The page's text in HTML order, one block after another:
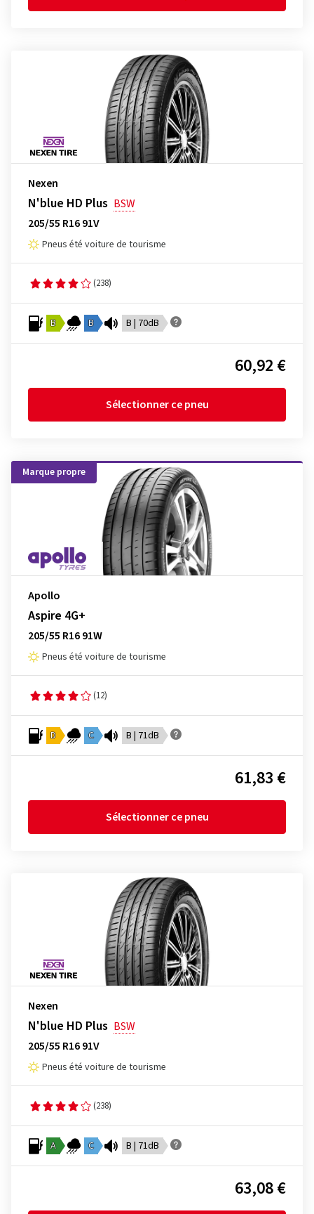
Nexen
N'blue HD Plus BSW
205/55 R16 91V
Pneus été voiture de tourisme
(238)
B B B | 70dB
60,92 €
Sélectionner ce pneu
Marque propre
Apollo
Aspire 4G+
205/55 R16 91W
Pneus été voiture de tourisme
(12)
D C B | 71dB
61,83 €
Sélectionner ce pneu
Nexen
N'blue HD Plus BSW
205/55 R16 91V
Pneus été voiture de tourisme
(238)
A C B | 71dB
63,08 €